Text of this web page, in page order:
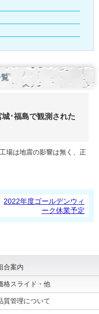
･福島で観測された
場は地震の影響は無く、正
2022年度ゴールデンウィ
ーク休業予定
合案内
格スライド・他
質管理について